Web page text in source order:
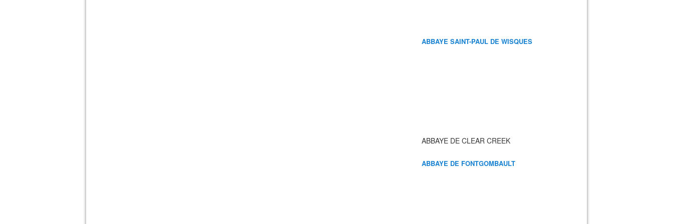
ABBAYE SAINT-PAUL DE WISQUES
ABBAYE DE CLEAR CREEK
ABBAYE DE FONTGOMBAULT